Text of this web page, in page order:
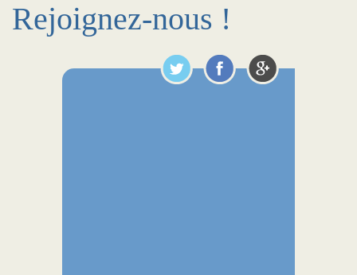
Rejoignez-nous !